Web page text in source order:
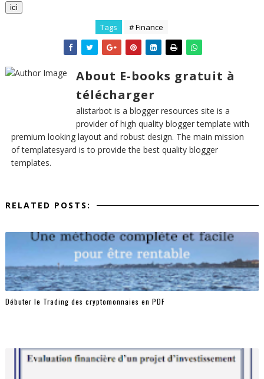
ici
Tags # Finance
About E-books gratuit à
télécharger
alistarbot is a blogger resources site is a
provider of high quality blogger template with
premium looking layout and robust design. The main mission
of templatesyard is to provide the best quality blogger
templates.
RELATED POSTS:
Débuter le Trading des cryptomonnaies en PDF